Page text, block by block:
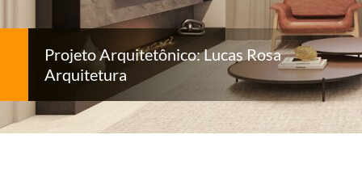
Projeto Arquitetônico: Lucas Rosa
Arquitetura